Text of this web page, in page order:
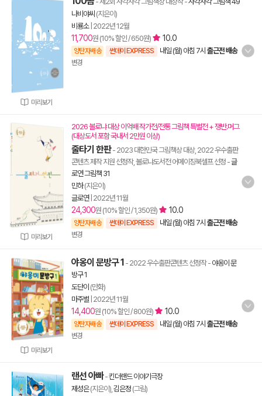
미리보기
나비야씨 (지은이)
비룡소| 2022년 12월
11,700원 (10% 할인 / 650원) 10.0
양탄자배송 썬데이 EXPRESS 내일 (월) 아침 7시 출근전 배송
변경
미리보기
2026 볼로냐 대상 이억배 작가전/전통 그림책 특별전 + 쟁반.머그
(대상도서 포함 국내서 2만원 이상)
줄타기 한판- 2023 대한민국 그림책상 대상, 2022 우수출판
콘텐츠 제작 지원 선정작, 볼로냐도서전 어메이징북셀프 선정 -글
로연 그림책 31
민하(지은이)
글로연| 2022년 11월
24,300원 (10% 할인 / 1,350원) 10.0
양탄자배송 썬데이 EXPRESS 내일 (월) 아침 7시 출근전 배송
변경
미리보기
야옹이 문방구 1 - 2022 우수출판콘텐츠 선정작- 야옹이 문
방구 1
도단이 (만화)
마주별 2022년 11월
14,400원 (10% 할인 / 800원) 10.0
양탄자배송 썬데이 EXPRESS 내일 (월) 아침 7시 출근전 배송
변경
랜선 아빠-킨더랜드 이야기극장
제성은(지은이), 김은정 (그림)